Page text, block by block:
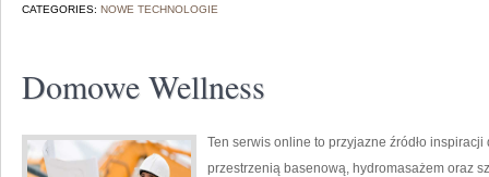
CATEGORIES: NOWE TECHNOLOGIE
Domowe Wellness
Ten serwis online to przyjazne źródło
przestrzenią basenową, hydromasażem oraz